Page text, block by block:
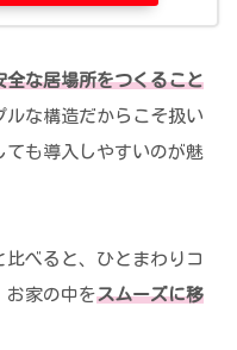
全な居場所をつくること
ルな構造だからこそ扱い
も導入しやすいのが魅
べると、ひとまわりコ
お家の中をスムーズに移